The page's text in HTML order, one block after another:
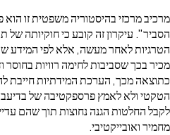
בהיסטוריה משפטית זו הוא
עיקרון זה קובע כי חוקיותה של תקיפה
לאחר מעשה, אלא לפי המידע שהיה
שסביבות לחימה רוויות בחוסר ודאות
מכך, הערכת המידתיות חייבת
לאמץ פרספקטיבה של בדיעבד.
הגנה נחוצות תוך שהם עדיין